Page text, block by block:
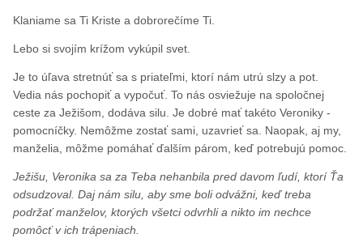
Klaniame sa Ti Kriste a dobrorečíme Ti.
Lebo si svojím krížom vykúpil svet.
Je to úľava stretnúť sa s priateľmi, ktorí nám utrú slzy a pot.
Vedia nás pochopiť a vypočuť. To nás osviežuje na spoločnej
ceste za Ježišom, dodáva silu. Je dobré mať takéto Veroniky -
pomocníčky. Nemôžme zostať sami, uzavrieť sa. Naopak, aj my,
manželia, môžme pomáhať ďalším párom, keď potrebujú pomoc.
Ježišu, Veronika sa za Teba nehanbila pred davom ľudí, ktorí Ťa
odsudzoval. Daj nám silu, aby sme boli odvážni, keď treba
podržať manželov, ktorých všetci odvrhli a nikto im nechce
pomôcť v ich trápeniach.